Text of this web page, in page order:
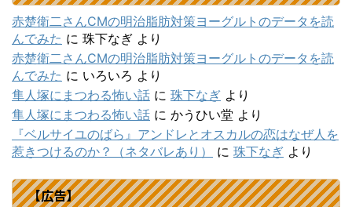
赤楚衛二さんCMの明治脂肪対策ヨーグルトのデータを読
んでみた に 珠下なぎ より
赤楚衛二さんCMの明治脂肪対策ヨーグルトのデータを読
んでみた に いろいろ より
隼人塚にまつわる怖い話 に 珠下なぎ より
隼人塚にまつわる怖い話 に かうひい堂 より
『ベルサイユのばら』アンドレとオスカルの恋はなぜ人を
惹きつけるのか？（ネタバレあり）
に 珠下なぎ より
【広告】